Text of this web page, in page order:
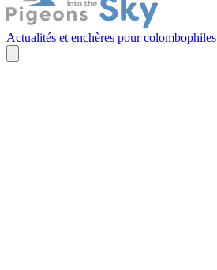
Actualités et enchères pour colombophiles